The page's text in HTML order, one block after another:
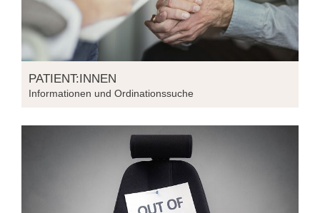
PATIENT:INNEN
Informationen und Ordinationssuche